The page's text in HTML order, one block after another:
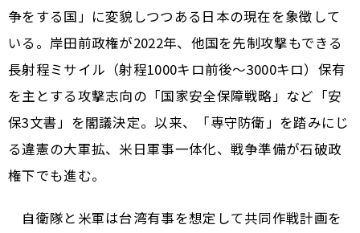
争をする国」に変貌しつつある日本の現在を象徴して
いる。岸田前政権が2022年、他国を先制攻撃もできる
長射程ミサイル（射程1000キロ前後～3000キロ）保有
を主とする攻撃志向の「国家安全保障戦略」など「安
保3文書」を閣議決定。以来、「専守防衛」を踏みにじ
る違憲の大軍拡、米日軍事一体化、戦争準備が石破政
権下でも進む。
自衛隊と米軍は台湾有事を想定して共同作戦計画を